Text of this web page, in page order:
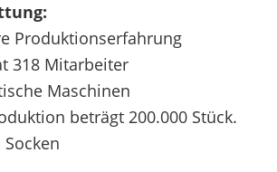
Produktionserfahrung
318 Mitarbeiter
Maschinen
beträgt 200.000 Stück.